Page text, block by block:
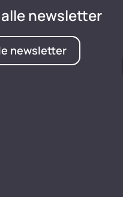
newsletter
newsletter